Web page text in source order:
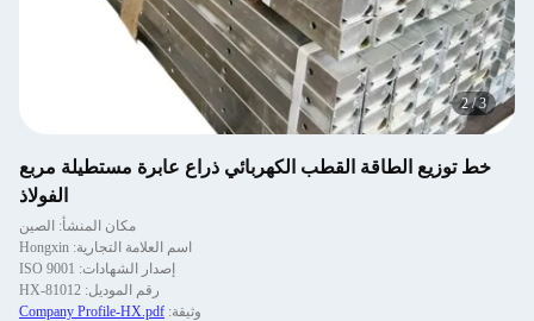
2/3
خط توزيع الطاقة القطب الكهربائي ذراع عابرة مستطيلة مربع
الفولاذ
مكان المنشأ: الصين
اسم العلامة التجارية: Hongxin
إصدار الشهادات: ISO 9001
رقم الموديل: HX-81012
وثيقة: Company Profile-HX.pdf